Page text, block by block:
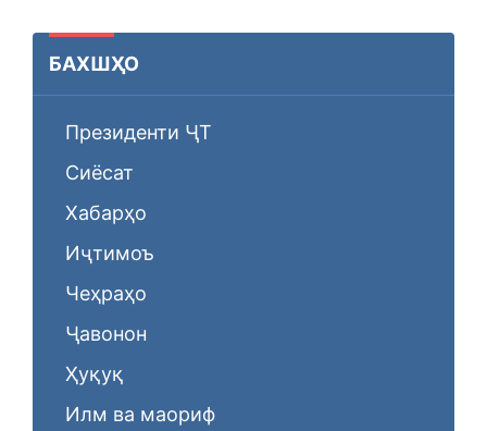
БАХШҲО
Президенти ҶТ
Сиёсат
Хабарҳо
Иҷтимоъ
Чеҳраҳо
Ҷавонон
Ҳуқуқ
Илм ва маориф